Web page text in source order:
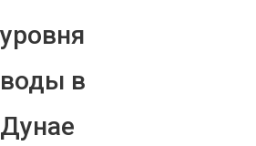
уровня
воды в
Дунае